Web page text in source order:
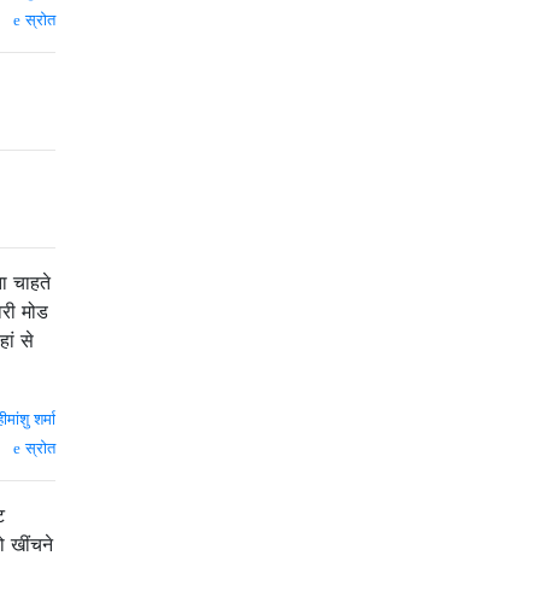
स्रोत
चाहते
मोड
से
शर्मा
स्रोत
खींचने